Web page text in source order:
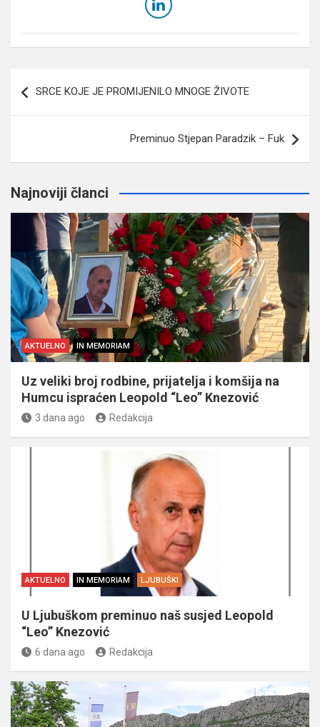
članaka
SRCE KOJE JE PROMIJENILO MNOGE ŽIVOTE
Preminuo Stjepan Paradzik – Fuk
Najnoviji članci
AKTUELNO IN MEMORIAM
Uz veliki broj rodbine, prijatelja i komšija na
Humcu ispraćen Leopold “Leo” Knezović
3 dana ago Redakcija
AKTUELNO IN MEMORIAM LJUBUŠKI
U Ljubuškom preminuo naš susjed Leopold
“Leo” Knezović
6 dana ago Redakcija